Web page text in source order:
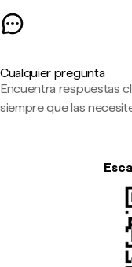
Cualquier pregunta
Encuentra respuestas
siempre que las